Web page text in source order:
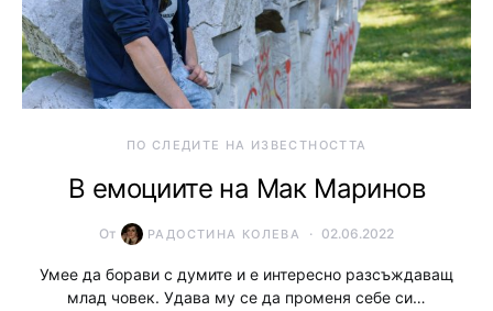
ПО СЛЕДИТЕ НА ИЗВЕСТНОСТТА
В емоциите на Мак Маринов
От РАДОСТИНА КОЛЕВА 02.06.2022
Умее да борави с думите и е интересно разсъждаващ
млад човек. Удава му се да променя себе си…